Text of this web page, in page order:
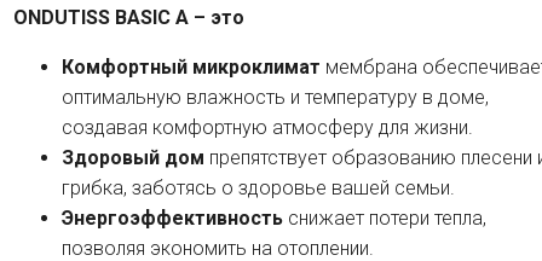
ONDUTISS BASIC A – это
Комфортный микроклимат мембрана
оптимальную влажность и температуру в доме,
создавая комфортную атмосферу для жизни.
Здоровый дом препятствует образованию плесени
грибка, заботясь о здоровье вашей семьи.
Энергоэффективность снижает потери тепла,
позволяя экономить на отоплении.